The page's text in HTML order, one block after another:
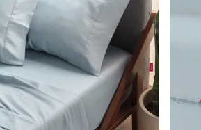
Base de lit capitonnée
10 % DE RABAIS